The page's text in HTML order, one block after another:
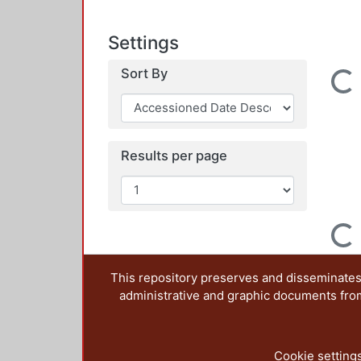
Settings
Sort By
Results per page
Loading...
Loading...
This repository preserves and
administrative and graphic documents
Cookie